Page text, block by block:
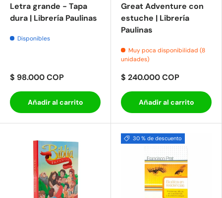
Letra grande - Tapa
dura | Librería Paulinas
Disponibles
$ 98.000 COP
Añadir al carrito
Great Adventure con
estuche | Librería
Paulinas
Muy poca disponibilidad (8
unidades)
$ 240.000 COP
Añadir al carrito
30 % de descuento